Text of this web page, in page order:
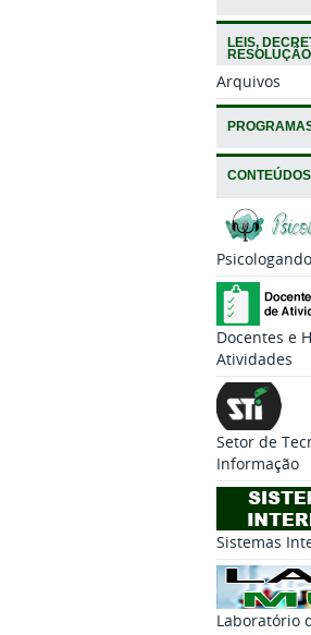
LEIS,
RESOLUÇÃO
Arquivos
CONTEÚDOS
Psicologando
Docentes e
Atividades
Setor de
Informação
Sistemas
Laboratório